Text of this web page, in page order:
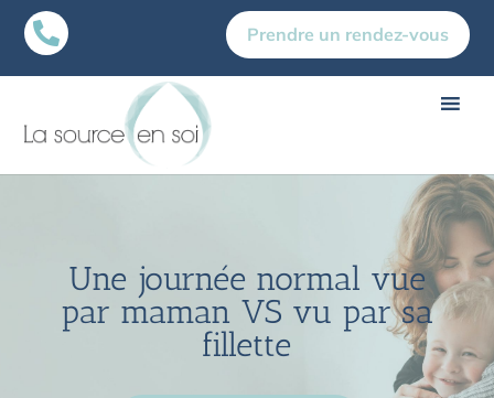
 Prendre un rendez-vous
Une journée normal vue
par maman VS vu par sa
fillette